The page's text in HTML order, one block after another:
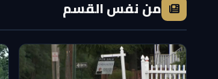
من نفس القسم